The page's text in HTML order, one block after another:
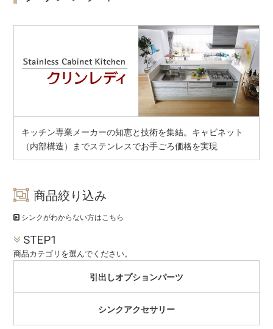
キッチン専業メーカーの知恵と技術を集結。キャビネット
（内部構造）までステンレスでお手ごろ価格を実現
商品絞り込み
シンクがわからない方はこちら
STEP1
商品カテゴリを選んでください。
引出しオプションパーツ
シンクアクセサリー